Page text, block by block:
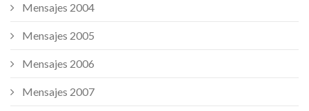
Mensajes 2004
Mensajes 2005
Mensajes 2006
Mensajes 2007